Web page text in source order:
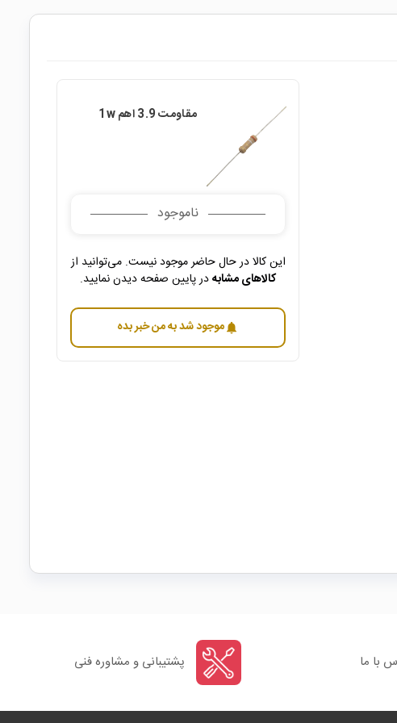
مقاومت 3.9 اهم 1w
ناموجود
این کالا در حال حاضر موجود نیست. می‌توانید از
کالاهای مشابهدر پایین صفحه دیدن نمایید.
notificationsموجود شد به من خبر بده
با ما پشتیبانی و مشاوره فنی